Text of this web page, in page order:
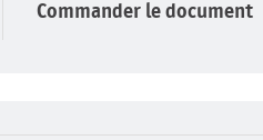
Commander le document